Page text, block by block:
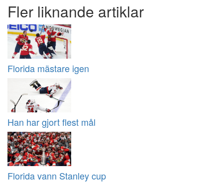
Fler liknande artiklar
Florida mästare igen
Han har gjort flest mål
Florida vann Stanley cup